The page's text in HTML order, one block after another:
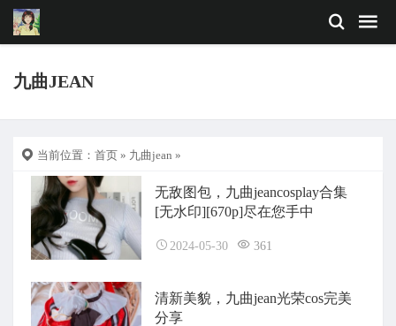
九曲JEAN
当前位置： 首页 » 九曲jean »
无敌图包，九曲jeancosplay合集
[无水印][670p]尽在您手中
2024-05-30 361
清新美貌，九曲jean光荣cos完美
分享